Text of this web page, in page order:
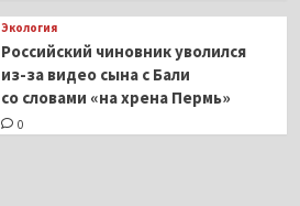
Экология
Российский чиновник уволился
из-за видео сына с Бали
со словами «на хрена Пермь»
0